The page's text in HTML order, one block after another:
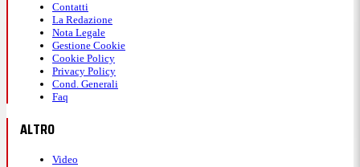
Contatti
La Redazione
Nota Legale
Gestione Cookie
Cookie Policy
Privacy Policy
Cond. Generali
Faq
ALTRO
Video